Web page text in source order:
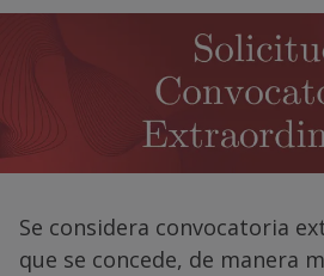
Se considera convocatoria
que se concede, de manera